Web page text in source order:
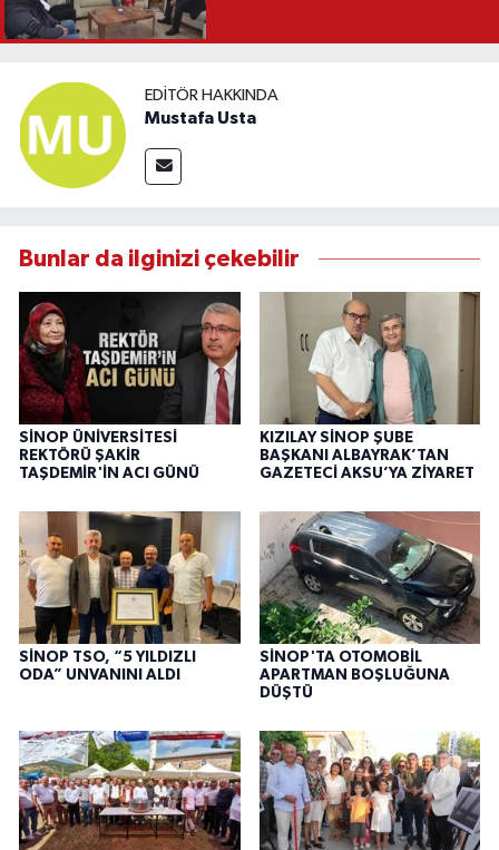
EDITÖR HAKKINDA
Mustafa Usta
Bunlar da ilginizi çekebilir
SİNOP ÜNİVERSİTESİ
REKTÖRÜ ŞAKİR
TAŞDEMİR'İN ACI GÜNÜ
KIZILAY SİNOP ŞUBE
BAŞKANI ALBAYRAK’TAN
GAZETECİ AKSU’YA ZİYARET
SİNOP TSO, “5 YILDIZLI
ODA” UNVANINI ALDI
SİNOP'TA OTOMOBİL
APARTMAN BOŞLUĞUNA
DÜŞTÜ